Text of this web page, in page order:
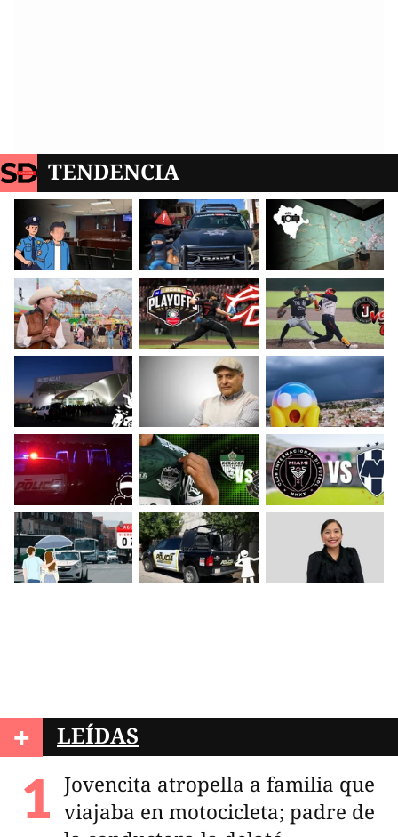
TENDENCIA
+ LEÍDAS
Jovencita atropella a familia que
viajaba en motocicleta; padre de